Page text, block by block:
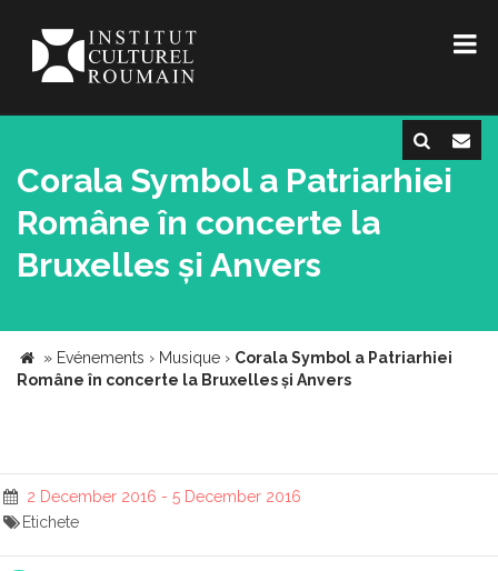
Corala Symbol a Patriarhiei
Române în concerte la
Bruxelles și Anvers
» Evénements › Musique › Corala Symbol a Patriarhiei
Române în concerte la Bruxelles și Anvers
2 December 2016 - 5 December 2016
Etichete